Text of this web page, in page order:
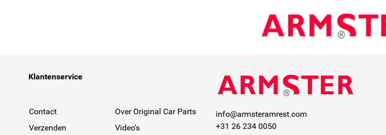
Klantenservice
Contact
Verzenden
Over Original Car Parts
Video's
info@armsteramrest.com
+31 26 234 0050